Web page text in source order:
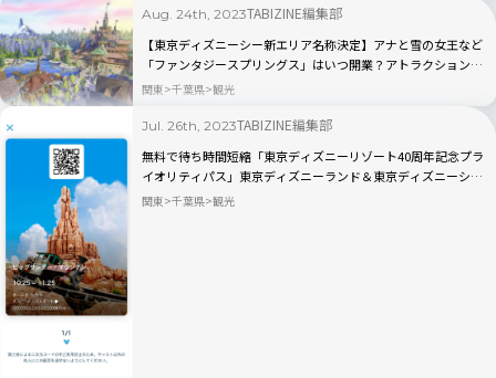
Aug. 24th, 2023TABIZINE編集部
【東京ディズニーシー新エリア名称決定】アナと雪の女王など
「ファンタジースプリングス」はいつ開業？アトラクション
は？
関東 千葉県 観光
Jul. 26th, 2023TABIZINE編集部
無料で待ち時間短縮「東京ディズニーリゾート40周年記念プラ
イオリティパス」東京ディズニーランド＆東京ディズニーシー
に登場！
関東 千葉県 観光